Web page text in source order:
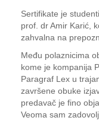
Sertifikate je
prof. dr Amir Karić,
zahvalna na
Među polaznicima
kome je kompanija
Paragraf Lex u
završene obuke
predavač je fino
Veoma sam